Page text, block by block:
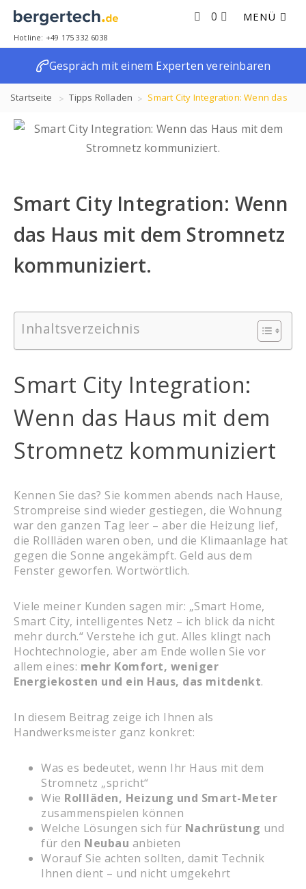
MENÜ
0
Hotline: +49 175 332 6038
Gespräch mit einem Experten vereinbaren
Startseite Tipps Rolladen Smart City Integration: Wenn das
Haus mit dem Stromnetz kommuniziert.
Smart City Integration: Wenn
das Haus mit dem Stromnetz
kommuniziert.
Inhaltsverzeichnis
Smart City Integration:
Wenn das Haus mit dem
Stromnetz kommuniziert
Kennen Sie das? Sie kommen abends nach Hause,
Strompreise sind wieder gestiegen, die Wohnung
war den ganzen Tag leer – aber die Heizung lief,
die Rollläden waren oben, und die Klimaanlage hat
gegen die Sonne angekämpft. Geld aus dem
Fenster geworfen. Wortwörtlich.
Viele meiner Kunden sagen mir: „Smart Home,
Smart City, intelligentes Netz – ich blick da nicht
mehr durch.“ Verstehe ich gut. Alles klingt nach
Hochtechnologie, aber am Ende wollen Sie vor
allem eines: mehr Komfort, weniger
Energiekosten und ein Haus, das mitdenkt.
In diesem Beitrag zeige ich Ihnen als
Handwerksmeister ganz konkret:
Was es bedeutet, wenn Ihr Haus mit dem
Stromnetz „spricht“
Wie Rollläden, Heizung und Smart-Meter
zusammenspielen können
Welche Lösungen sich für Nachrüstung und
für den Neubau anbieten
Worauf Sie achten sollten, damit Technik
Ihnen dient – und nicht umgekehrt